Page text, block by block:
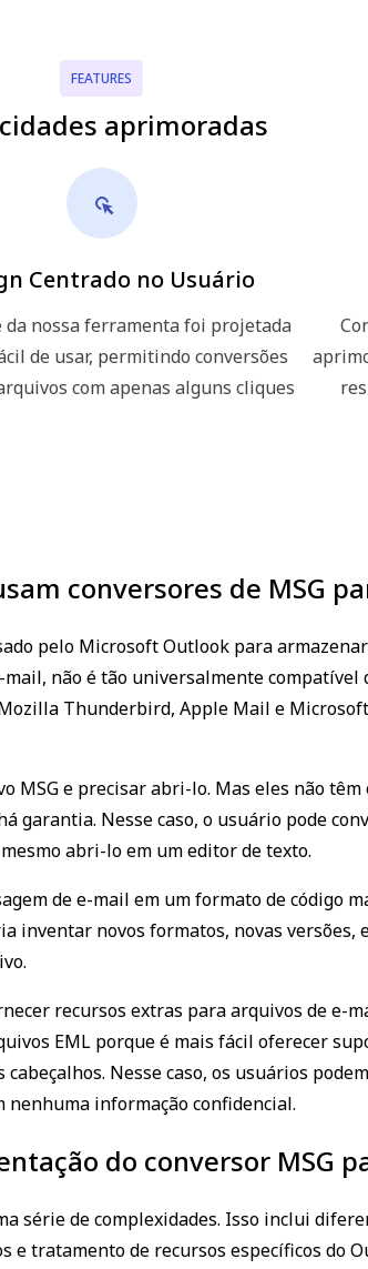
FEATURES
aprimoradas
Centrado no Usuário
da nossa ferramenta foi projetada
de usar, permitindo conversões
com apenas alguns cliques
conversores de MSG
pelo Microsoft Outlook para
não é tão universalmente compatível
Thunderbird, Apple Mail e
MSG e precisar abri-lo. Mas eles não
garantia. Nesse caso, o usuário pode
abri-lo em um editor de texto.
de e-mail em um formato de código
inventar novos formatos, novas versões,
recursos extras para arquivos de e-
EML porque é mais fácil oferecer
Nesse caso, os usuários
nenhuma informação confidencial.
do conversor MSG
série de complexidades. Isso inclui
e tratamento de recursos específicos do